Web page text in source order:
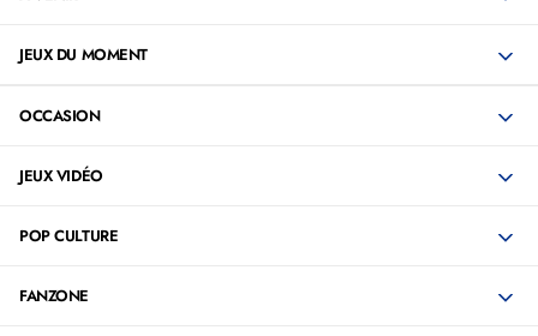
JEUX DU MOMENT
OCCASION
JEUX VIDÉO
POP CULTURE
FANZONE